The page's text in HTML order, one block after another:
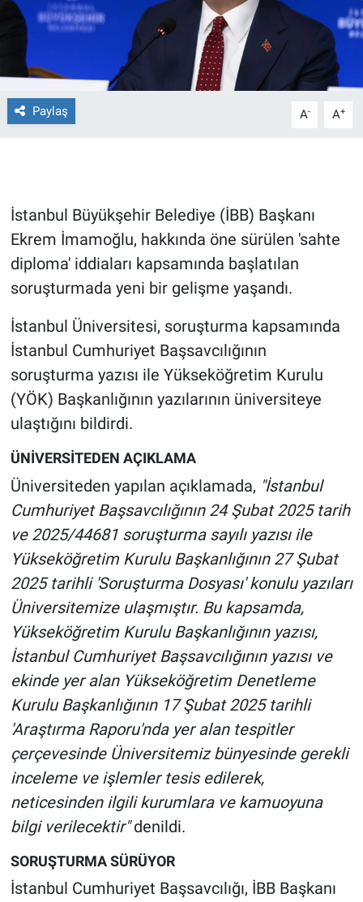
Paylaş A- A+
İstanbul Büyükşehir Belediye (İBB) Başkanı
Ekrem İmamoğlu, hakkında öne sürülen 'sahte
diploma' iddiaları kapsamında başlatılan
soruşturmada yeni bir gelişme yaşandı.
İstanbul Üniversitesi, soruşturma kapsamında
İstanbul Cumhuriyet Başsavcılığının
soruşturma yazısı ile Yükseköğretim Kurulu
(YÖK) Başkanlığının yazılarının üniversiteye
ulaştığını bildirdi.
ÜNİVERSİTEDEN AÇIKLAMA
Üniversiteden yapılan açıklamada, "İstanbul
Cumhuriyet Başsavcılığının 24 Şubat 2025 tarih
ve 2025/44681 soruşturma sayılı yazısı ile
Yükseköğretim Kurulu Başkanlığının 27 Şubat
2025 tarihli 'Soruşturma Dosyası' konulu yazıları
Üniversitemize ulaşmıştır. Bu kapsamda,
Yükseköğretim Kurulu Başkanlığının yazısı,
İstanbul Cumhuriyet Başsavcılığının yazısı ve
ekinde yer alan Yükseköğretim Denetleme
Kurulu Başkanlığının 17 Şubat 2025 tarihli
'Araştırma Raporu'nda yer alan tespitler
çerçevesinde Üniversitemiz bünyesinde gerekli
inceleme ve işlemler tesis edilerek,
neticesinden ilgili kurumlara ve kamuoyuna
bilgi verilecektir"denildi.
SORUŞTURMA SÜRÜYOR
İstanbul Cumhuriyet Başsavcılığı, İBB Başkanı
Gerçeğin İzinde
Gün Başlıyor
Gün Bitiyor
Günün görüntüsü
Haber
Kimdir
Koronavirüs
Kültür Sanat
Nedir
Popüler
Programlar
Sağlık
Spor
Teknoloji
Türkiye'nin Geleceği
Türkiye'nin Gündemi
Yerel Yaşam